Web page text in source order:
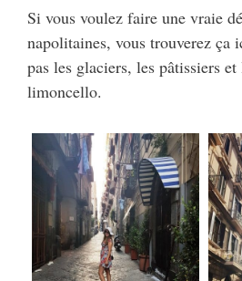
Si vous voulez faire une vraie
napolitaines, vous trouverez ça
pas les glaciers, les pâtissiers et
limoncello.